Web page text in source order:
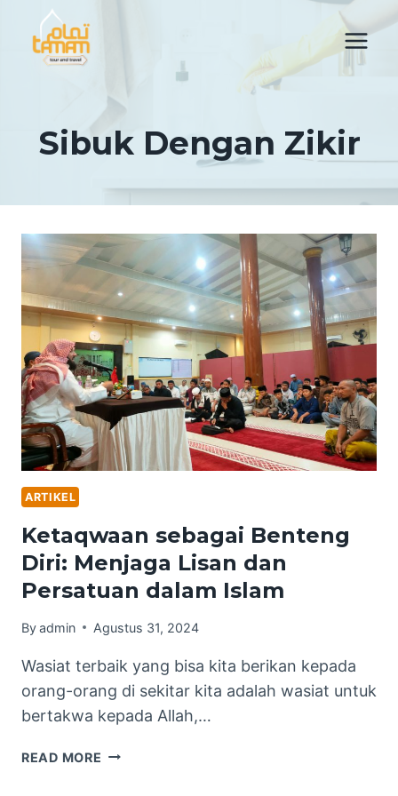
content
Sibuk Dengan Zikir
ARTIKEL
Ketaqwaan sebagai Benteng
Diri: Menjaga Lisan dan
Persatuan dalam Islam
Byadmin Agustus 31, 2024
Wasiat terbaik yang bisa kita berikan kepada
orang-orang di sekitar kita adalah wasiat untuk
bertakwa kepada Allah,…
READ MORE KETAQWAAN